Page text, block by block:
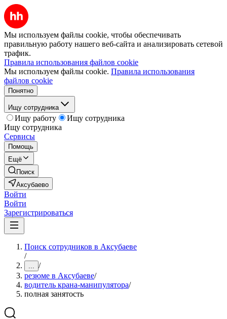
Мы используем файлы cookie, чтобы обеспечивать
правильную работу нашего веб-сайта и анализировать сетевой
трафик.
Правила использования файлов cookie
Мы используем файлы cookie. Правила использования
файлов cookie
Понятно
Ищу сотрудника
Ищу работу
Ищу сотрудника
Ищу сотрудника
Сервисы
Помощь
Ещё
Поиск
Аксубаево
Войти
Войти
Зарегистрироваться
Поиск сотрудников в Аксубаеве
/
... /
резюме в Аксубаеве/
водитель крана-манипулятора/
полная занятость